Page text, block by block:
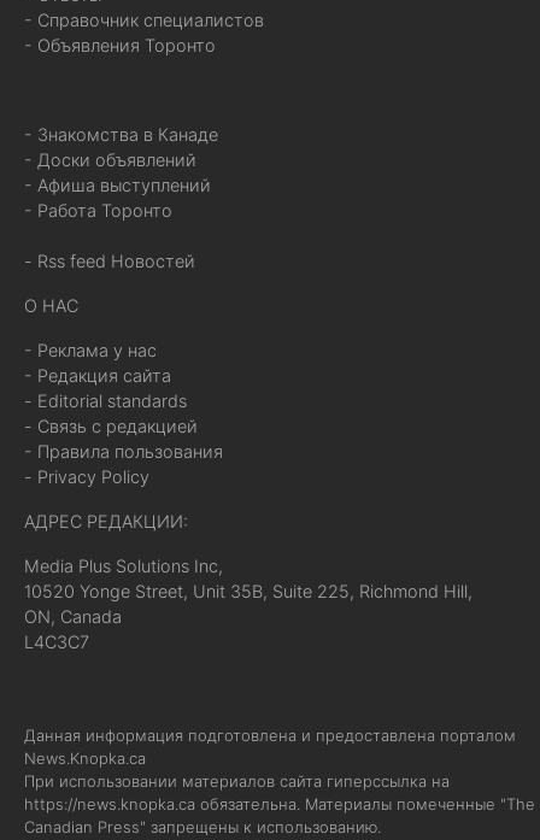
- Справочник специалистов
- Объявления Торонто
- Знакомства в Канаде
- Доски объявлений
- Афиша выступлений
- Работа Торонто
- Rss feed Новостей
О НАС
- Реклама у нас
- Редакция сайта
- Editorial standards
- Связь с редакцией
- Правила пользования
- Privacy Policy
АДРЕС РЕДАКЦИИ:
Media Plus Solutions Inc,
10520 Yonge Street, Unit 35B, Suite 225, Richmond Hill,
ON, Canada
L4C3C7
Данная информация подготовлена и предоставлена порталом
News.Knopka.ca
При использовании материалов сайта гиперссылка на
https://news.knopka.ca обязательна. Материалы помеченные "The
Canadian Press" запрещены к использованию.